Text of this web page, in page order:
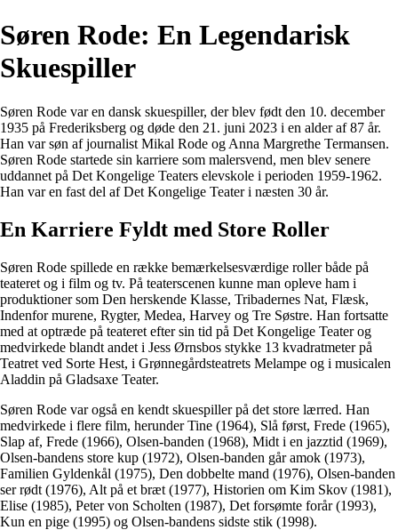
Søren Rode: En Legendarisk
Skuespiller
Søren Rode var en dansk skuespiller, der blev født den 10. december
1935 på Frederiksberg og døde den 21. juni 2023 i en alder af 87 år.
Han var søn af journalist Mikal Rode og Anna Margrethe Termansen.
Søren Rode startede sin karriere som malersvend, men blev senere
uddannet på Det Kongelige Teaters elevskole i perioden 1959-1962.
Han var en fast del af Det Kongelige Teater i næsten 30 år.
En Karriere Fyldt med Store Roller
Søren Rode spillede en række bemærkelsesværdige roller både på
teateret og i film og tv. På teaterscenen kunne man opleve ham i
produktioner som Den herskende Klasse, Tribadernes Nat, Flæsk,
Indenfor murene, Rygter, Medea, Harvey og Tre Søstre. Han fortsatte
med at optræde på teateret efter sin tid på Det Kongelige Teater og
medvirkede blandt andet i Jess Ørnsbos stykke 13 kvadratmeter på
Teatret ved Sorte Hest, i Grønnegårdsteatrets Melampe og i musicalen
Aladdin på Gladsaxe Teater.
Søren Rode var også en kendt skuespiller på det store lærred. Han
medvirkede i flere film, herunder Tine (1964), Slå først, Frede (1965),
Slap af, Frede (1966), Olsen-banden (1968), Midt i en jazztid (1969),
Olsen-bandens store kup (1972), Olsen-banden går amok (1973),
Familien Gyldenkål (1975), Den dobbelte mand (1976), Olsen-banden
ser rødt (1976), Alt på et bræt (1977), Historien om Kim Skov (1981),
Elise (1985), Peter von Scholten (1987), Det forsømte forår (1993),
Kun en pige (1995) og Olsen-bandens sidste stik (1998).